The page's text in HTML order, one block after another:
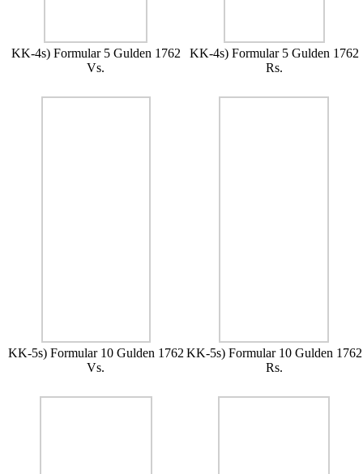
KK-4s) Formular 5 Gulden 1762
Vs.
KK-4s) Formular 5 Gulden 1762
Rs.
KK-5s) Formular 10 Gulden 1762
Vs.
KK-5s) Formular 10 Gulden 1762
Rs.